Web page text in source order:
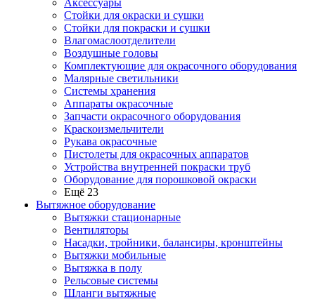
Аксессуары
Стойки для окраски и сушки
Стойки для покраски и сушки
Влагомаслоотделители
Воздушные головы
Комплектующие для окрасочного оборудования
Малярные светильники
Системы хранения
Аппараты окрасочные
Запчасти окрасочного оборудования
Краскоизмельчители
Рукава окрасочные
Пистолеты для окрасочных аппаратов
Устройства внутренней покраски труб
Оборудование для порошковой окраски
Ещё 23
Вытяжное оборудование
Вытяжки стационарные
Вентиляторы
Насадки, тройники, балансиры, кронштейны
Вытяжки мобильные
Вытяжка в полу
Рельсовые системы
Шланги вытяжные